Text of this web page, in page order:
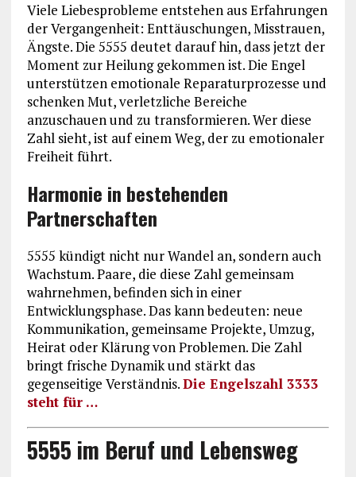
Viele Liebesprobleme entstehen aus Erfahrungen
der Vergangenheit: Enttäuschungen, Misstrauen,
Ängste. Die 5555 deutet darauf hin, dass jetzt der
Moment zur Heilung gekommen ist. Die Engel
unterstützen emotionale Reparaturprozesse und
schenken Mut, verletzliche Bereiche
anzuschauen und zu transformieren. Wer diese
Zahl sieht, ist auf einem Weg, der zu emotionaler
Freiheit führt.
Harmonie in bestehenden
Partnerschaften
5555 kündigt nicht nur Wandel an, sondern auch
Wachstum. Paare, die diese Zahl gemeinsam
wahrnehmen, befinden sich in einer
Entwicklungsphase. Das kann bedeuten: neue
Kommunikation, gemeinsame Projekte, Umzug,
Heirat oder Klärung von Problemen. Die Zahl
bringt frische Dynamik und stärkt das
gegenseitige Verständnis.Die Engelszahl 3333
steht für …
5555 im Beruf und Lebensweg